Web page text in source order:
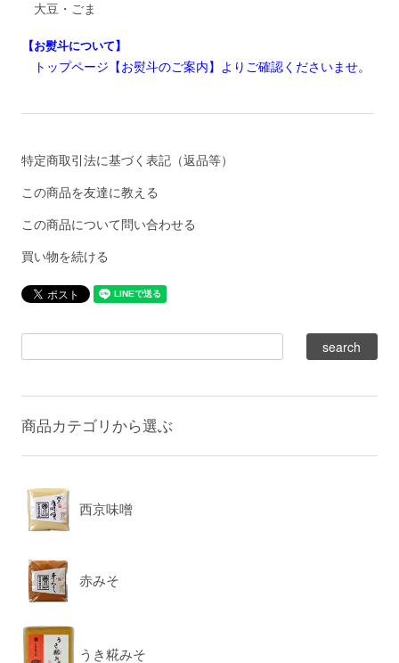
大豆・ごま
【お熨斗について】
トップページ【お熨斗のご案内】よりご確認くださいませ。
特定商取引法に基づく表記（返品等）
この商品を友達に教える
この商品について問い合わせる
買い物を続ける
商品カテゴリから選ぶ
西京味噌
赤みそ
うき糀みそ